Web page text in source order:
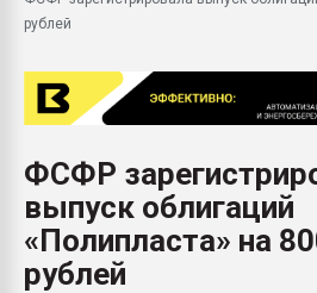
рублей
ФСФР
выпуск облигаций
«Полипласта» на
рублей